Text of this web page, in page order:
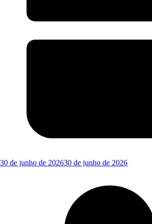
30 de junho de 202630 de junho de 2026